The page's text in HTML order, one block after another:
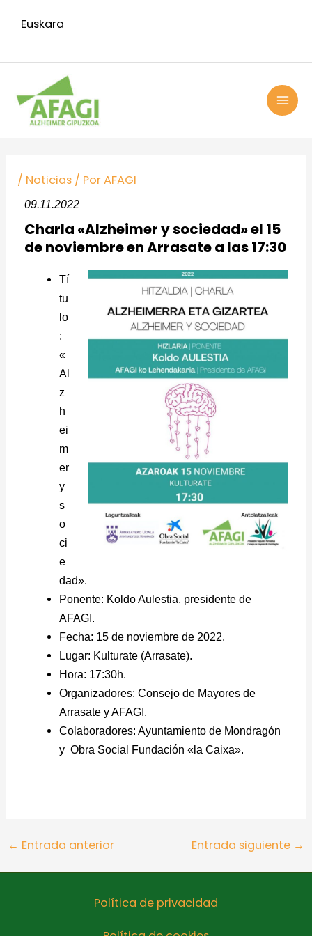
Euskara
/ Noticias / PorAFAGI
09.11.2022
Charla «Alzheimer y sociedad» el 15
de noviembre en Arrasate a las 17:30
Tí
tu
lo
:
«
Al
z
h
ei
m
er
y
s
o
ci
e
dad».
Ponente: Koldo Aulestia, presidente de
AFAGI.
Fecha: 15 de noviembre de 2022.
Lugar: Kulturate (Arrasate).
Hora: 17:30h.
Organizadores: Consejo de Mayores de
Arrasate y AFAGI.
Colaboradores: Ayuntamiento de Mondragón
y Obra Social Fundación «la Caixa».
entradas
← Entrada anterior Entrada siguiente →
Política de privacidad